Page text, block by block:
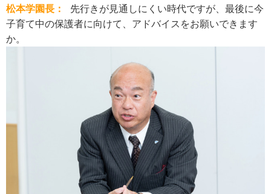
松本学園長：
先行きが見通しにくい時代ですが、最後に今
子育て中の保護者に向けて、アドバイスをお願いできます
か。